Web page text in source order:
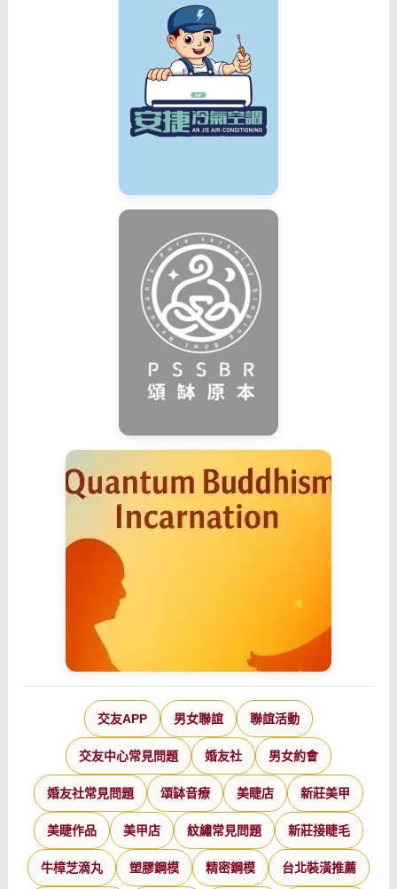
交友APP 男女聯誼 聯誼活動
交友中心常見問題 婚友社 男女約會
婚友社常見問題 頌缽音療 美睫店 新莊美甲
美睫作品 美甲店 紋繡常見問題 新莊接睫毛
牛樟芝滴丸 塑膠鋼模 精密鋼模 台北裝潢推薦